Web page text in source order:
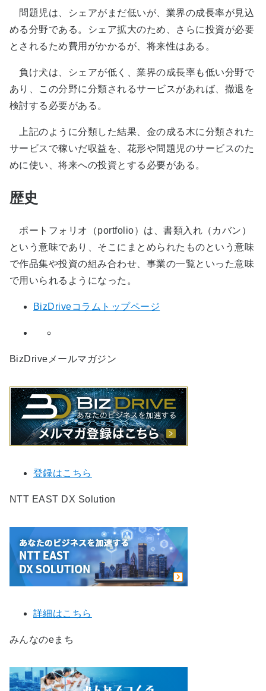
問題児は、シェアがまだ低いが、業界の成長率が見込
める分野である。シェア拡大のため、さらに投資が必要
とされるため費用がかかるが、将来性はある。
負け犬は、シェアが低く、業界の成長率も低い分野で
あり、この分野に分類されるサービスがあれば、撤退を
検討する必要がある。
上記のように分類した結果、金の成る木に分類された
サービスで稼いだ収益を、花形や問題児のサービスのた
めに使い、将来への投資とする必要がある。
歴史
ポートフォリオ（portfolio）は、書類入れ（カバン）
という意味であり、そこにまとめられたものという意味
で作品集や投資の組み合わせ、事業の一覧といった意味
で用いられるようになった。
BizDriveコラムトップページ
BizDriveメールマガジン
登録はこちら
NTT EAST DX Solution
詳細はこちら
みんなのeまち